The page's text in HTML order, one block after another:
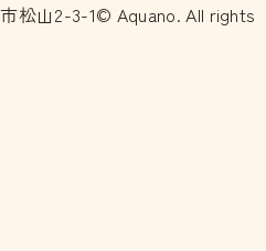
松山2-3-1© Aquano. All rights